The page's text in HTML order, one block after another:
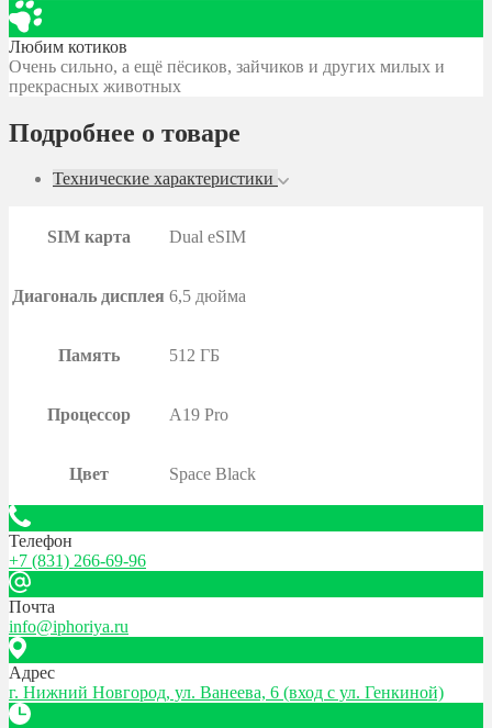
Любим котиков
Очень сильно, а ещё пёсиков, зайчиков и других милых и
прекрасных животных
Подробнее о товаре
Технические характеристики
SIM карта Dual eSIM
Диагональ дисплея 6,5 дюйма
Память 512 ГБ
Процессор A19 Pro
Цвет Space Black
Телефон
+7 (831) 266-69-96
Почта
info@iphoriya.ru
Адрес
г. Нижний Новгород, ул. Ванеева, 6 (вход с ул. Генкиной)